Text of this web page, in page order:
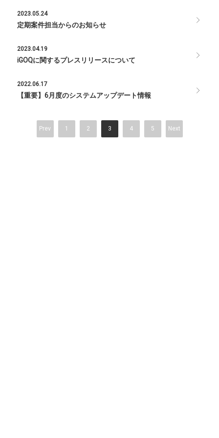
2023.05.24
定期案件担当からのお知らせ
2023.04.19
iGOQに関するプレスリリースについて
2022.06.17
【重要】6月度のシステムアップデート情報
Prev 1 2 3 4 5 Next